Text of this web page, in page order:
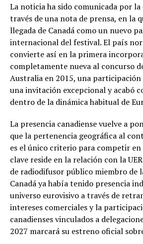
La noticia ha sido comunicada por
través de una nota de prensa, en la
llegada de Canadá como un nuevo
internacional del festival. El país
convierte así en la primera
completamente nueva al concurso
Australia en 2015, una participación
una invitación excepcional y acabó
dentro de la dinámica habitual de
La presencia canadiense vuelve a
que la pertenencia geográfica al
es el único criterio para competir en
clave reside en la relación con la
de radiodifusor público miembro de
Canadá ya había tenido presencia
universo eurovisivo a través de
intereses comerciales y la
canadienses vinculados a
2027 marcará su estreno oficial